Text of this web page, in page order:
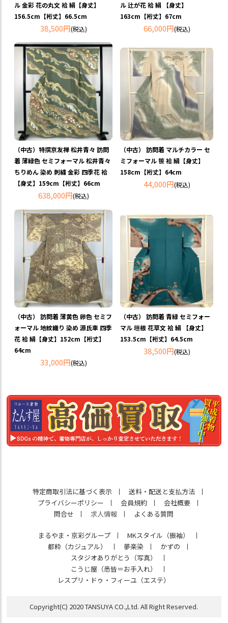
ル 金彩 花の丸文 袷 絹【身丈】
156.5cm【裄丈】66.5cm
38,500円(税込)
ル 辻が花 袷 絹 【身丈】
163cm【裄丈】67cm
66,000円(税込)
（中古）特撰京友禅 松井青々 訪問
着 薄緑色 セミフォーマル 松井青々
ちりめん 染め 刺繍 金彩 四季花 袷
【身丈】159cm【裄丈】66cm
638,000円(税込)
（中古） 訪問着 マルチカラー セ
ミフォーマル 笹 袷 絹【身丈】
158cm【裄丈】64cm
44,000円(税込)
（中古） 訪問着 薄黄色 卵色 セミフ
ォーマル 地紋織り 染め 源氏車 四季
花 袷 絹【身丈】152cm【裄丈】
64cm
33,000円(税込)
（中古） 訪問着 青緑 セミフォー
マル 垣根 花草文 袷 絹 【身丈】
153.5cm【裄丈】64.5cm
38,500円(税込)
特定商取引法に基づく表示
送料・配送と支払方法
プライバシーポリシー
会員規約
会社概要
問合せ
求人情報 よくある質問
まるやま・京彩グループ
MKスタイル（振袖）
都粋（カジュアル）
夢楽染
かずの
スタジオありがとう（写真）
こうじ屋（悉皆＝お手入れ）
レスプリ・ドゥ・フィーユ（エステ）
Copyright(C) 2020 TANSUYA CO.,Ltd. All Right Reserved.